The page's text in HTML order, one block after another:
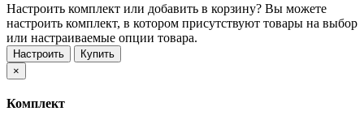
Настроить комплект или добавить в корзину? Вы можете
настроить комплект, в котором присутствуют товары на выбор
или настраиваемые опции товара.
Настроить
Купить
×
Комплект